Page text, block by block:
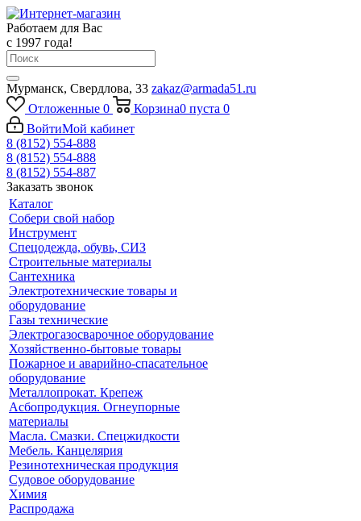
Работаем для Вас
с 1997 года!
Мурманск, Свердлова, 33 zakaz@armada51.ru
Отложенные 0 Корзина0 пуста 0
ВойтиМой кабинет
8 (8152) 554-888
8 (8152) 554-888
8 (8152) 554-887
Заказать звонок
Каталог
Собери свой набор
Инструмент
Спецодежда, обувь, СИЗ
Строительные материалы
Сантехника
Электротехнические товары и
оборудование
Газы технические
Электрогазосварочное оборудование
Хозяйственно-бытовые товары
Пожарное и аварийно-спасательное
оборудование
Металлопрокат. Крепеж
Асбопродукция. Огнеупорные
материалы
Масла. Смазки. Спецжидкости
Мебель. Канцелярия
Резинотехническая продукция
Судовое оборудование
Химия
Распродажа